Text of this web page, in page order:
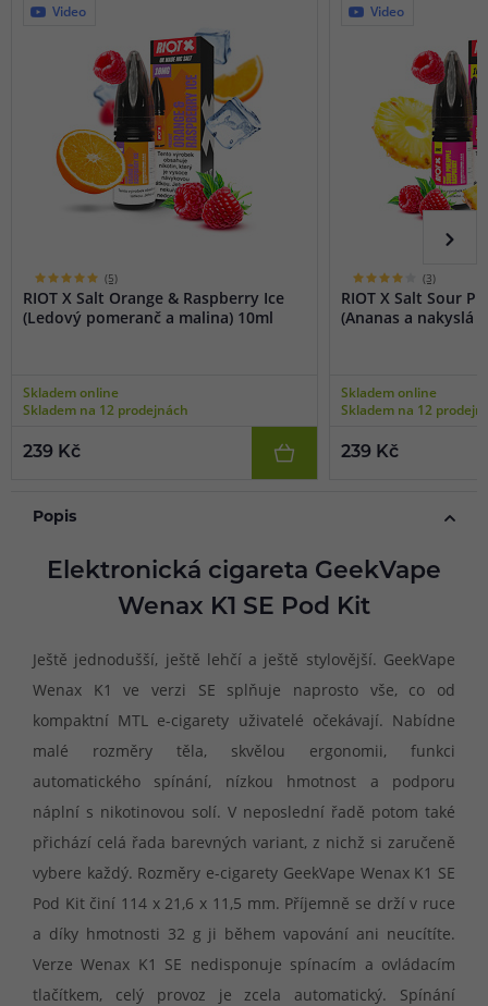
Video
(5)
RIOT X Salt Orange & Raspberry Ice
(Ledový pomeranč a malina) 10ml
Skladem online
Skladem na 12 prodejnách
239 Kč
Video
(3)
RIOT X Salt Sour
(Ananas a nakyslá
Skladem online
Skladem na 12
239 Kč
Popis
Elektronická cigareta GeekVape
Wenax K1 SE Pod Kit
Ještě jednodušší, ještě lehčí a ještě stylovější. GeekVape
Wenax K1 ve verzi SE splňuje naprosto vše, co od
kompaktní MTL e-cigarety uživatelé očekávají. Nabídne
malé rozměry těla, skvělou ergonomii, funkci
automatického spínání, nízkou hmotnost a podporu
náplní s nikotinovou solí. V neposlední řadě potom také
přichází celá řada barevných variant, z nichž si zaručeně
vybere každý. Rozměry e-cigarety GeekVape Wenax K1 SE
Pod Kit činí 114 x 21,6 x 11,5 mm. Příjemně se drží v ruce
a díky hmotnosti 32 g ji během vapování ani neucítíte.
Verze Wenax K1 SE nedisponuje spínacím a ovládacím
tlačítkem, celý provoz je zcela automatický. Spínání